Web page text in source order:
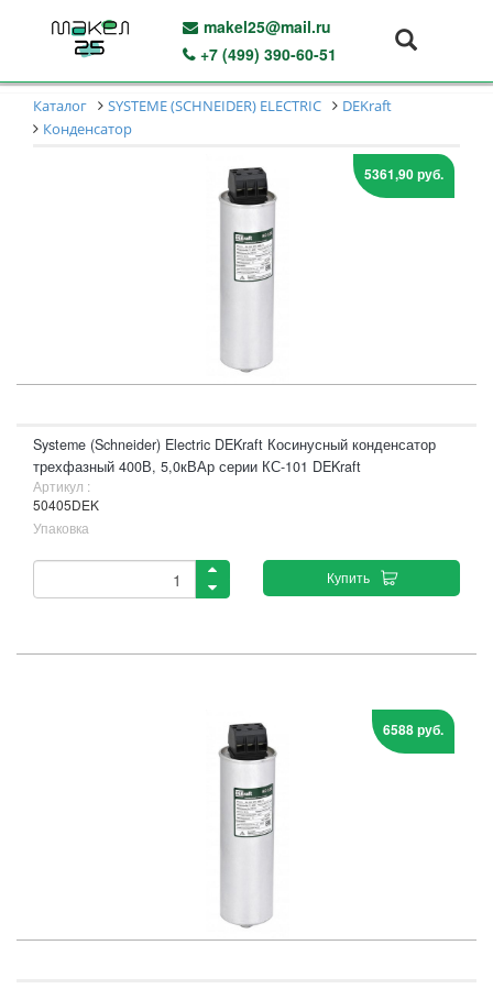
makel25@mail.ru
+7 (499) 390-60-51
Каталог SYSTEME (SCHNEIDER) ELECTRIC
DEKraft
Конденсатор
5361,90 руб.
Systeme (Schneider) Electric DEKraft Косинусный конденсатор
трехфазный 400В, 5,0кВАр серии КС-101 DEKraft
Артикул :
50405DEK
Упаковка
Купить
6588 руб.